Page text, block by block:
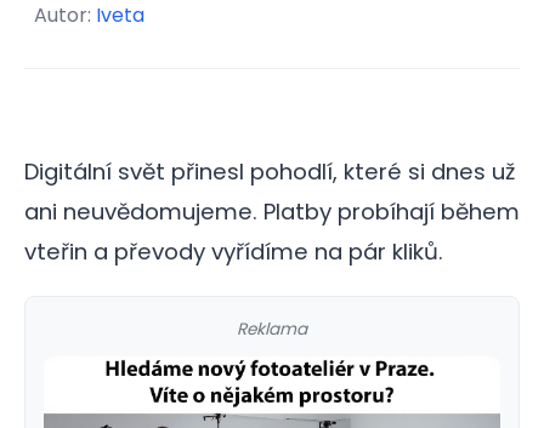
Autor: Iveta
Digitální svět přinesl pohodlí, které si dnes už
ani neuvědomujeme. Platby probíhají během
vteřin a převody vyřídíme na pár kliků.
Reklama